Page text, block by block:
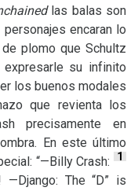
las balas son
encaran lo
plomo que Schultz
su infinito
los buenos modales
que revienta los
precisamente en
En este último
“—Billy Crash:
1
The “D” is